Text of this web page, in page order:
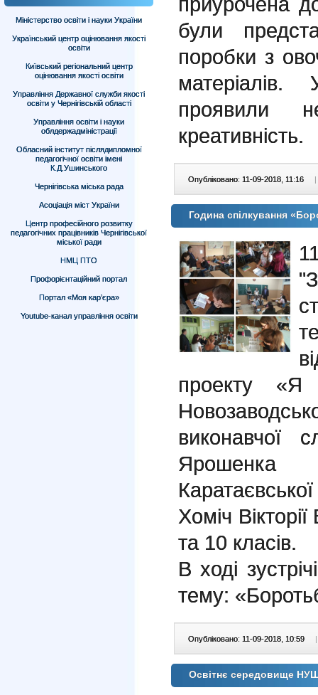
Міністерство освіти і науки України
Український центр оцінювання якості
освіти
Київський регіональний центр
оцінювання якості освіти
Управління Державної служби якості
освіти у Чернігівській області
Управління освіти і науки
облдержадміністрації
Обласний інститут післядипломної
педагогічної освіти імені
К.Д.Ушинського
Чернігівська міська рада
Асоціація міст України
Центр професійного розвитку
педагогічних працівників Чернігівської
міської ради
НМЦ ПТО
Профорієнтаційний портал
Портал «Моя кар’єра»
Youtube-канал управління освіти
були
поробки з
проявили
креативність.
Опубліковано: 11-09-2018, 11:16 |
Година спілкування
проекту «Я
виконавчої
Ярошенка
Хоміч
та 10 класів.
В ході
тему:
Опубліковано: 11-09-2018, 10:59 |
Освітнє середовище